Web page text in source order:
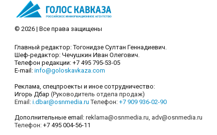
© 2026 | Все права защищены
Главный редактор: Тогонидзе Султан Геннадиевич.
Шеф-редактор: Чечушкин Иван Олегович.
Телефон редакции: +7 495 795-53-05
E-mail: info@goloskavkaza.com
Реклама, спецпроекты и иное сотрудничество:
Игорь Дбар (Руководитель отдела продаж)
Email: i.dbar@osnmedia.ru Телефон: +7 909 936-02-90
Дополнительные email: reklama@osnmedia.ru, adv@osnmedia.ru
Телефон: +7 495 004-56-11